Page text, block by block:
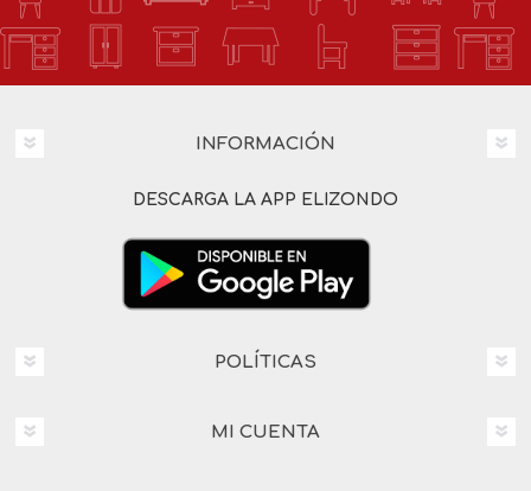
INFORMACIÓN
DESCARGA LA APP ELIZONDO
POLÍTICAS
MI CUENTA